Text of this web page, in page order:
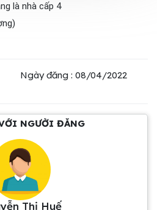
là nhà cấp 4
Ngày đăng : 08/04/2022
NGƯỜI ĐĂNG
Thị Huế